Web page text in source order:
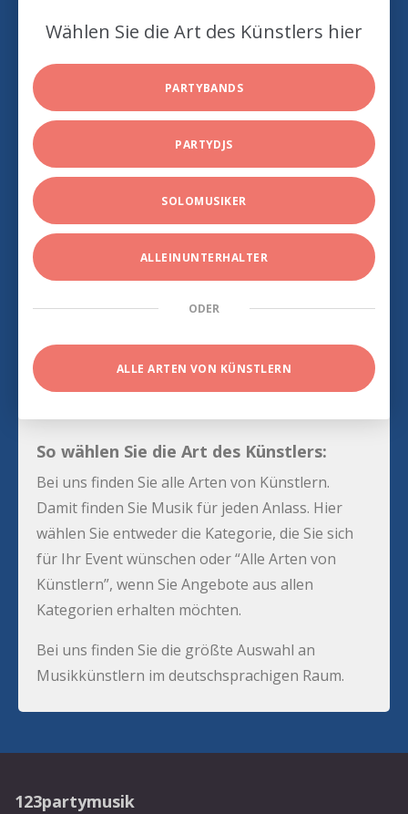
Wählen Sie die Art des Künstlers hier
PARTYBANDS
PARTYDJS
SOLOMUSIKER
ALLEINUNTERHALTER
ODER
ALLE ARTEN VON KÜNSTLERN
So wählen Sie die Art des Künstlers:
Bei uns finden Sie alle Arten von Künstlern.
Damit finden Sie Musik für jeden Anlass. Hier
wählen Sie entweder die Kategorie, die Sie sich
für Ihr Event wünschen oder “Alle Arten von
Künstlern”, wenn Sie Angebote aus allen
Kategorien erhalten möchten.
Bei uns finden Sie die größte Auswahl an
Musikkünstlern im deutschsprachigen Raum.
123partymusik